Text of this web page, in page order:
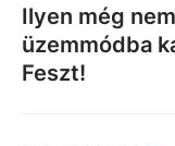
Ilyen még
üzemmódba
Feszt!